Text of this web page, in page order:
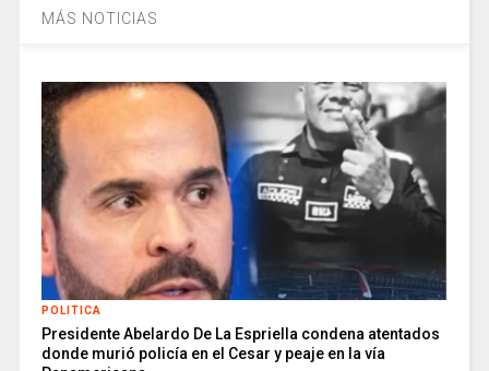
MÁS NOTICIAS
POLITICA
Presidente Abelardo De La Espriella condena atentados
donde murió policía en el Cesar y peaje en la vía